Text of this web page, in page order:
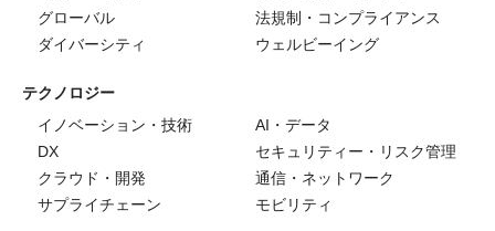
グローバル
法規制・コンプライアンス
ダイバーシティ
ウェルビーイング
テクノロジー
イノベーション・技術
AI・データ
DX
セキュリティー・リスク管理
クラウド・開発
通信・ネットワーク
サプライチェーン
モビリティ